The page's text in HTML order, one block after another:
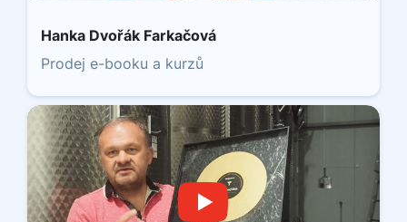
Hanka Dvořák Farkačová
Prodej e-booku a kurzů